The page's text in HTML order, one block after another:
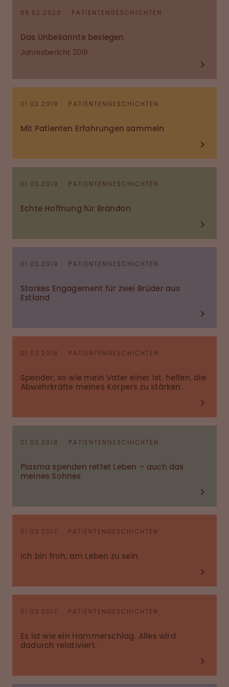
09.02.2020 PATIENTENGESCHICHTEN
Das Unbekannte besiegen
Jahresbericht 2019
01.03.2019 PATIENTENGESCHICHTEN
Mit Patienten Erfahrungen sammeln
01.03.2019 PATIENTENGESCHICHTEN
Echte Hoffnung für Brandon
01.03.2019 PATIENTENGESCHICHTEN
Starkes Engagement für zwei Brüder aus
Estland
01.03.2018 PATIENTENGESCHICHTEN
Spender, so wie mein Vater einer ist, helfen, die
Abwehrkräfte meines Körpers zu stärken.
01.03.2018 PATIENTENGESCHICHTEN
Plasma spenden rettet Leben – auch das
meines Sohnes
01.03.2017 PATIENTENGESCHICHTEN
Ich bin froh, am Leben zu sein
01.03.2017 PATIENTENGESCHICHTEN
Es ist wie ein Hammerschlag. Alles wird
dadurch relativiert.